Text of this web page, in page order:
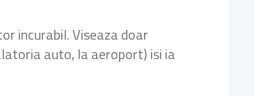
incurabil. Viseaza doar
auto, la aeroport) isi ia